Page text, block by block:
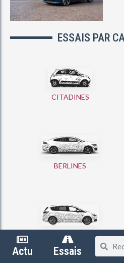
ESSAIS PAR
CITADINES
BERLINES
MONOSPACES
Partager
Actu Essais